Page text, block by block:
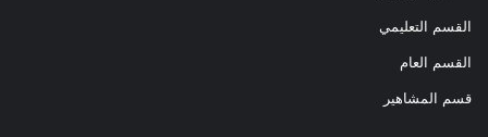
القسم التعليمي
القسم العام
قسم المشاهير